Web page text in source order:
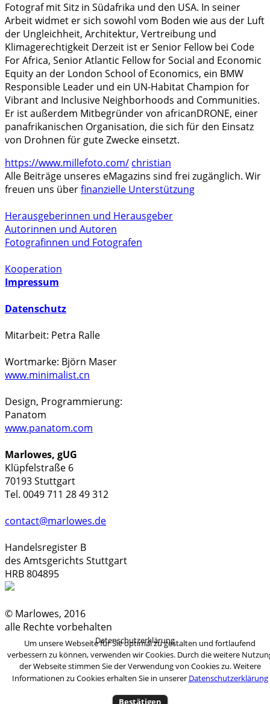
Fotograf mit Sitz in Südafrika und den USA. In seiner
Arbeit widmet er sich sowohl vom Boden wie aus der Luft
der Ungleichheit, Architektur, Vertreibung und
Klimagerechtigkeit Derzeit ist er Senior Fellow bei Code
For Africa, Senior Atlantic Fellow for Social and Economic
Equity an der London School of Economics, ein BMW
Responsible Leader und ein UN-Habitat Champion for
Vibrant and Inclusive Neighborhoods and Communities.
Er ist außerdem Mitbegründer von africanDRONE, einer
panafrikanischen Organisation, die sich für den Einsatz
von Drohnen für gute Zwecke einsetzt.
https://www.millefoto.com/ christian
Alle Beiträge unseres eMagazins sind frei zugänglich. Wir
freuen uns überfinanzielle Unterstützung
Herausgeberinnen und Herausgeber
Autorinnen und Autoren
Fotografinnen und Fotografen
Kooperation
Impressum
Datenschutz
Mitarbeit: Petra Ralle
Wortmarke: Björn Maser
www.minimalist.cn
Design, Programmierung:
Panatom
www.panatom.com
Marlowes, gUG
Klüpfelstraße 6
70193 Stuttgart
Tel. 0049 711 28 49 312
contact@marlowes.de
Handelsregister B
des Amtsgerichts Stuttgart
HRB 804895
© Marlowes, 2016
alle Rechte vorbehalten
Um unsere Webseite für Sie optimal zu gestalten und fortlaufend
verbessern zu können, verwenden wir Cookies. Durch die weitere
der Webseite stimmen Sie der Verwendung von Cookies zu. Weitere
Informationen zu Cookies erhalten Sie in unserer Datenschutzerklärung
Bestätigen
Datenschutzerklärung